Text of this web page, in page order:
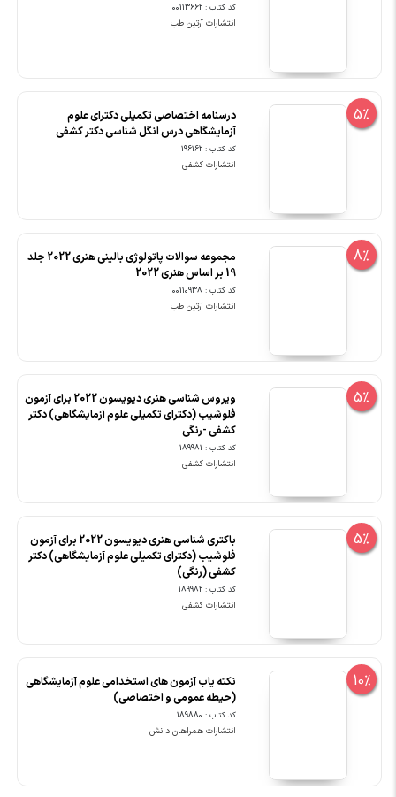
کد کتاب : 00113662
انتشارات آرتین طب
5%
درسنامه اختصاصی تکمیلی دکترای علوم
آزمایشگاهی درس انگل شناسی دکتر کشفی
کد کتاب : 196162
انتشارات کشفی
8%
مجموعه سوالات پاتولوژی بالینی هنری 2022 جلد
19 بر اساس هنری 2022
کد کتاب : 00110938
انتشارات آرتین طب
5%
ویروس شناسی هنری دیویسون 2022 برای آزمون
فلوشیب (دکترای تکمیلی علوم آزمایشگاهی) دکتر
کشفی -رنگی
کد کتاب : 189981
انتشارات کشفی
5%
باکتری شناسی هنری دیویسون 2022 برای آزمون
فلوشیب (دکترای تکمیلی علوم آزمایشگاهی) دکتر
کشفی (رنگی)
کد کتاب : 189982
انتشارات کشفی
10%
نکته یاب آزمون های استخدامی علوم آزمایشگاهی
(حیطه عمومی و اختصاصی)
کد کتاب : 189880
انتشارات همراهان دانش